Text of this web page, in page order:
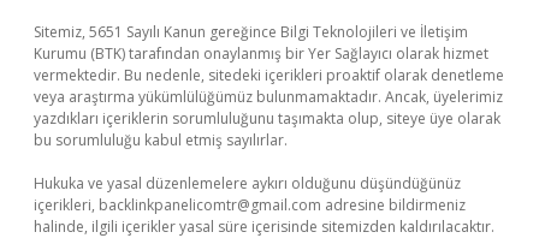
Sitemiz, 5651 Sayılı Kanun gereğince Bilgi Teknolojileri ve İletişim
Kurumu (BTK) tarafından onaylanmış bir Yer Sağlayıcı olarak hizmet
vermektedir. Bu nedenle, sitedeki içerikleri proaktif olarak denetleme
veya araştırma yükümlülüğümüz bulunmamaktadır. Ancak, üyelerimiz
yazdıkları içeriklerin sorumluluğunu taşımakta olup, siteye üye olarak
bu sorumluluğu kabul etmiş sayılırlar.
Hukuka ve yasal düzenlemelere aykırı olduğunu düşündüğünüz
içerikleri, backlinkpanelicomtr@gmail.com adresine bildirmeniz
halinde, ilgili içerikler yasal süre içerisinde sitemizden kaldırılacaktır.